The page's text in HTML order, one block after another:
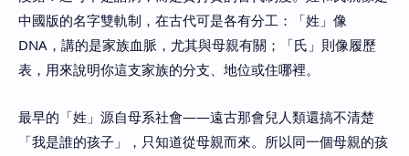
中國版的名字雙軌制，在古代可是各有分工：「姓」像
DNA，講的是家族血脈，尤其與母親有關；「氏」則像履歷
表，用來說明你這支家族的分支、地位或住哪裡。
最早的「姓」源自母系社會——遠古那會兒人類還搞不清楚
「我是誰的孩子」，只知道從母親而來。所以同一個母親的孩